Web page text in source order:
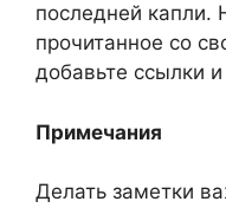
последней капли.
прочитанное со
добавьте ссылки
Примечания
Делать заметки